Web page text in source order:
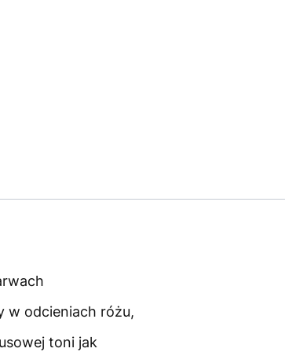
w odcieniach różu,
toni jak